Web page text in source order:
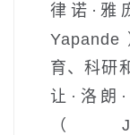
律诺·雅
育、科研
让·洛朗
（